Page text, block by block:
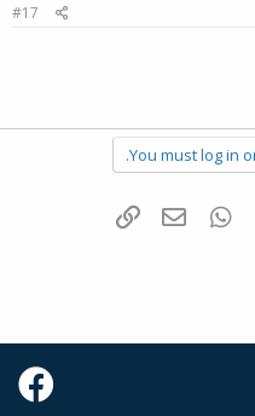
#17
You must log in
Tumblr
WhatsAppדואר אלקטרוני